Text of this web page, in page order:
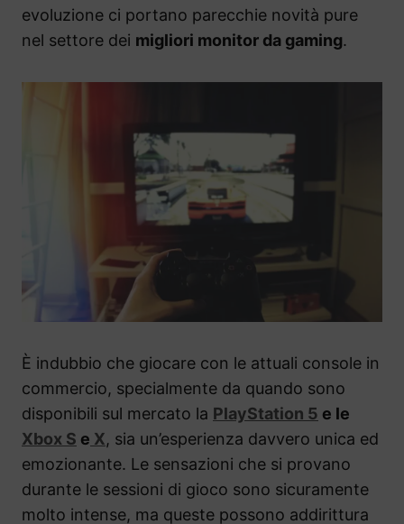
evoluzione ci portano parecchie novità pure
nel settore dei migliori monitor da gaming.
È indubbio che giocare con le attuali console in
commercio, specialmente da quando sono
disponibili sul mercato la PlayStation 5 e le
Xbox S e X, sia un’esperienza davvero unica ed
emozionante. Le sensazioni che si provano
durante le sessioni di gioco sono sicuramente
molto intense, ma queste possono addirittura